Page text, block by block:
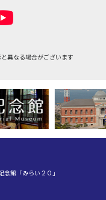
異なる場合がございます
館「みらい２０」